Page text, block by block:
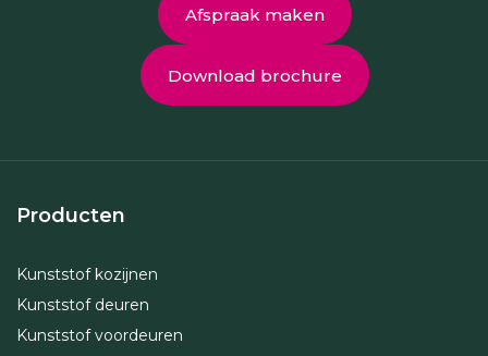
Afspraak maken
Download brochure
Producten
Kunststof kozijnen
Kunststof deuren
Kunststof voordeuren